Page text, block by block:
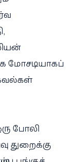
மோசடியாகப்
போலி
துறைக்கு